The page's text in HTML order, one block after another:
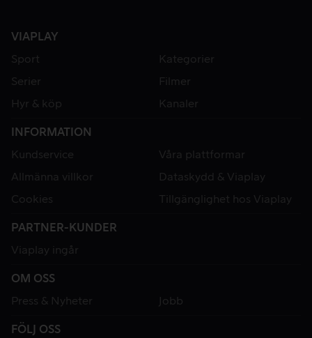
VIAPLAY
Sport
Kategorier
Serier
Filmer
Hyr & köp
Kanaler
INFORMATION
Kundservice
Våra plattformar
Allmänna villkor
Dataskydd & Viaplay
Cookies
Tillgänglighet hos Viaplay
PARTNER-KUNDER
Viaplay ingår
OM OSS
Press & Nyheter
Jobb
FÖLJ OSS